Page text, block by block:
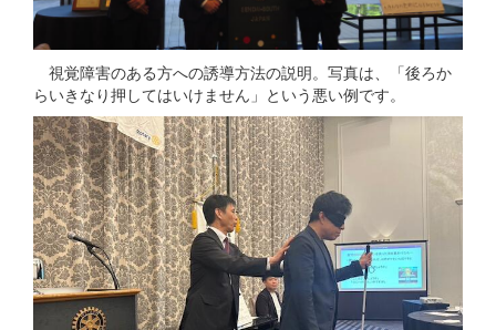
視覚障害のある方への誘導方法の説明。写真は、「後ろか
らいきなり押してはいけません」という悪い例です。